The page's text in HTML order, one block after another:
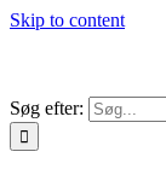
Skip to content
Søg efter: